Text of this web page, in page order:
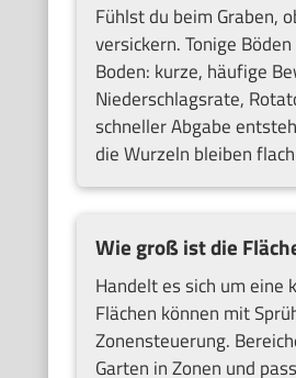
Fühlst du beim Graben,
versickern. Tonige
Boden: kurze, häufige
Niederschlagsrate,
schneller Abgabe
die Wurzeln bleiben
Wie groß ist die
Handelt es sich um eine
Flächen können mit
Zonensteuerung.
Garten in Zonen und